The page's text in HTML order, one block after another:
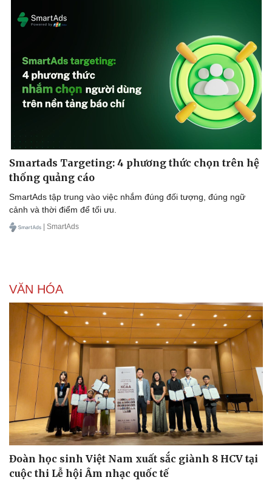
Doanh nghiệp
Thông tin doanh nghiệp
Doanh nghiệp 24h
Doanh nhân
Công nghệ
Sành điệu
Tin Công nghệ
Trải nghiệm
Chuyển đổi số
Smartads Targeting: 4 phương thức chọn trên hệ
thống quảng cáo
SmartAds tập trung vào việc nhắm đúng đối tượng, đúng ngữ
cảnh và thời điểm để tối ưu.
| SmartAds
VĂN HÓA
Đoàn học sinh Việt Nam xuất sắc giành 8 HCV tại
cuộc thi Lễ hội Âm nhạc quốc tế